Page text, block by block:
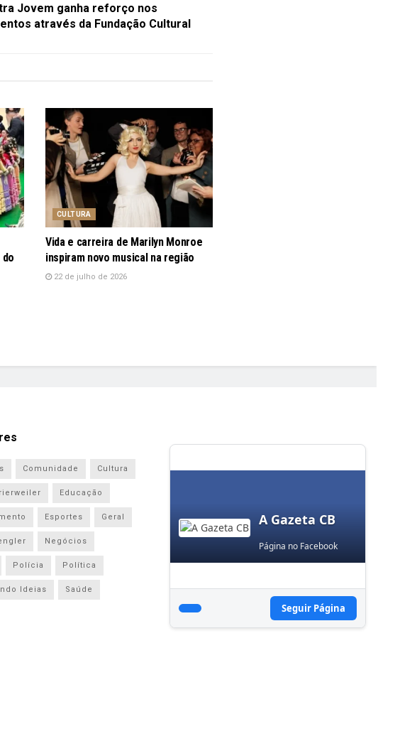
Jovem ganha reforço nos
através da Fundação Cultural
CULTURA
Vida e carreira de Marilyn Monroe
inspiram novo musical na região
22 de julho de 2026
Comunidade Cultura
Educação
Esportes Geral
Negócios
Polícia Política
Ideias Saúde
A Gazeta CB
Página no Facebook
Seguir Página